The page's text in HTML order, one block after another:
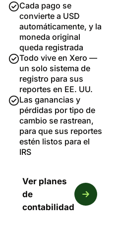
Cada pago se
convierte a USD
automáticamente, y la
moneda original
queda registrada
Todo vive en Xero —
un solo sistema de
registro para sus
reportes en EE. UU.
Las ganancias y
pérdidas por tipo de
cambio se rastrean,
para que sus reportes
estén listos para el
IRS
Ver planes
de
contabilidad